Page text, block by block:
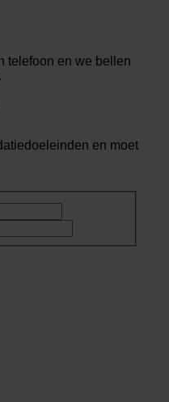
telefoon en we bellen
en moet